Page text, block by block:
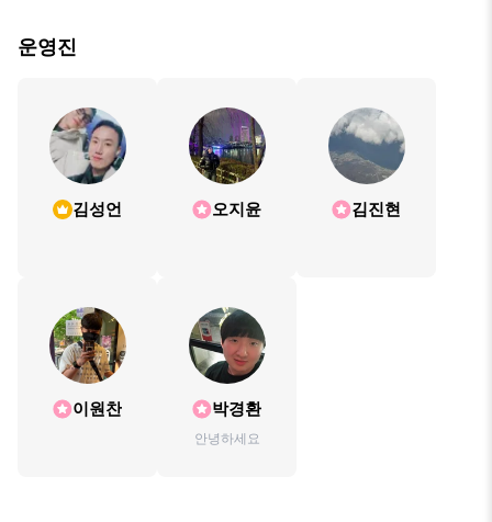
운영진
김성언 오지윤 김진현
이원찬 박경환
안녕하세요